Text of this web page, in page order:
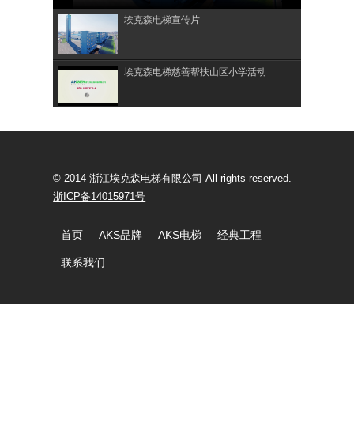
埃克森电梯宣传片
埃克森电梯慈善帮扶山区小学活动
© 2014 浙江埃克森电梯有限公司 All rights reserved.
浙ICP备14015971号
首页 AKS品牌 AKS电梯 经典工程
联系我们